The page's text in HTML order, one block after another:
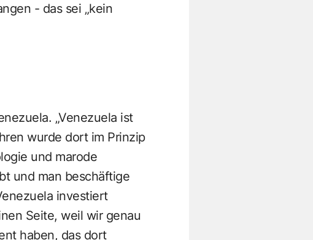
- das sei „kein
„Venezuela ist
wurde dort im Prinzip
und marode
und man beschäftige
investiert
Seite, weil wir genau
haben, das dort